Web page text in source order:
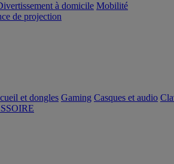
à domicile Mobilité
de projection
et dongles Gaming Casques et audio